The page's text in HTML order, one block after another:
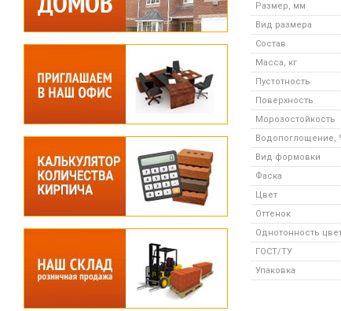
Размер, мм
Вид размера
Состав
Масса, кг
Пустотность
Поверхность
Морозостойкость
Водопоглощение,
Вид формовки
Фаска
Цвет
Оттенок
Однотонность
ГОСТ/ТУ
Упаковка